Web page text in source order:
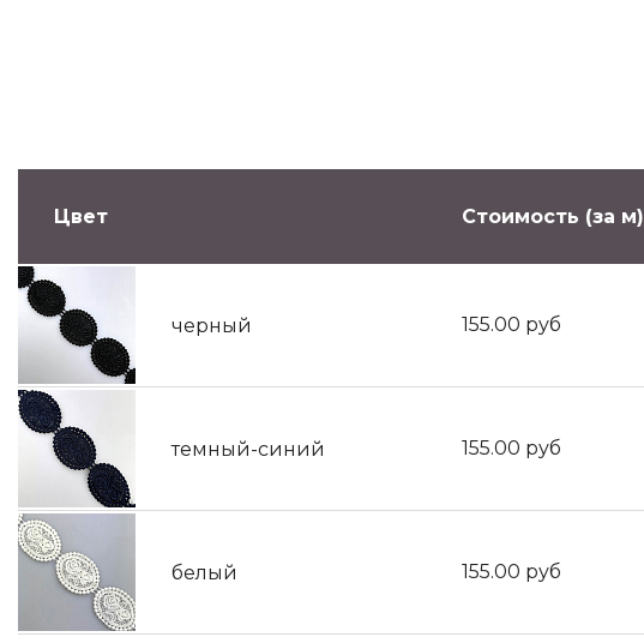
Цвет Стоимость (за м)
черный 155.00 руб
темный-синий 155.00 руб
белый 155.00 руб